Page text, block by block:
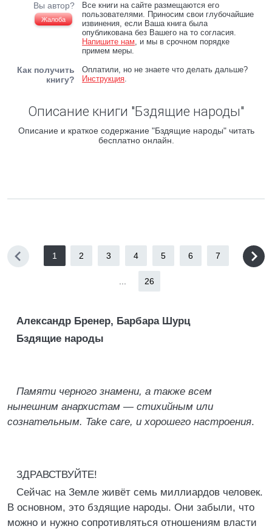
Вы автор?
Жалоба
Все книги на сайте размещаются его
пользователями. Приносим свои глубочайшие
извинения, если Ваша книга была
опубликована без Вашего на то согласия.
Напишите нам, и мы в срочном порядке
примем меры.
Как получить
книгу?
Оплатили, но не знаете что делать дальше?
Инструкция.
Описание книги "Бздящие народы"
Описание и краткое содержание "Бздящие народы" читать
бесплатно онлайн.
1 2 3 4 5 6 7
26
Александр Бренер, Барбара Шурц
Бздящие народы
Памяти черного знамени, а также всем
нынешним анархистам — стихийным или
сознательным. Take care, и хорошего настроения.
ЗДРАВСТВУЙТЕ!
Сейчас на Земле живёт семь миллиардов человек.
В основном, это бздящие народы. Они забыли, что
можно и нужно сопротивляться отношениям власти